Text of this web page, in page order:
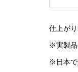
仕上が
※実製品
※日本で